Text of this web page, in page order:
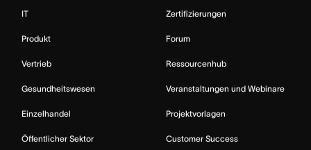
IT
Produkt
Vertrieb
Gesundheitswesen
Einzelhandel
Öffentlicher Sektor
Zertifizierungen
Forum
Ressourcenhub
Veranstaltungen und Webinare
Projektvorlagen
Customer Success